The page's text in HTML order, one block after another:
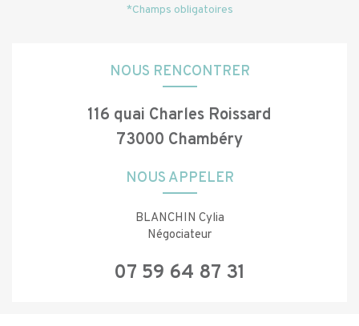
*Champs obligatoires
NOUS RENCONTRER
116 quai Charles Roissard
73000 Chambéry
NOUS APPELER
BLANCHIN Cylia
Négociateur
07 59 64 87 31